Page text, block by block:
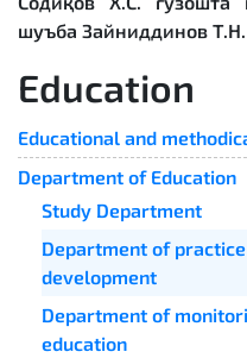
шуъба Зайниддинов
Education
Educational and
Department of Education
Study Department
Department of
development
Department of
education